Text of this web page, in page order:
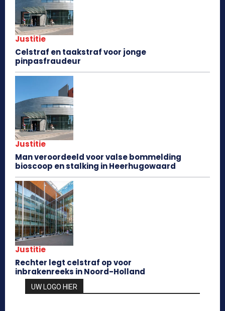
Justitie
Celstraf en taakstraf voor jonge
pinpasfraudeur
Justitie
Man veroordeeld voor valse bommelding
bioscoop en stalking in Heerhugowaard
Justitie
Rechter legt celstraf op voor
inbrakenreeks in Noord-Holland
UW LOGO HIER